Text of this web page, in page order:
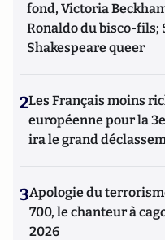
fond, Victoria
Ronaldo du bisco-fils;
Shakespeare queer
2Les Français moins
européenne pour la
ira le grand
3Apologie du
700, le chanteur à
2026